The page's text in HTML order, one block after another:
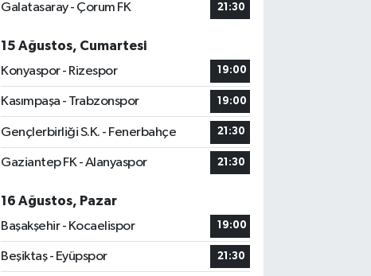
Galatasaray - Çorum FK
21:30
15 Ağustos, Cumartesi
Konyaspor - Rizespor
19:00
Kasımpaşa - Trabzonspor 19:00
Gençlerbirliği S.K. - Fenerbahçe 21:30
Gaziantep FK - Alanyaspor 21:30
16 Ağustos, Pazar
Başakşehir - Kocaelispor
19:00
Beşiktaş - Eyüpspor 21:30